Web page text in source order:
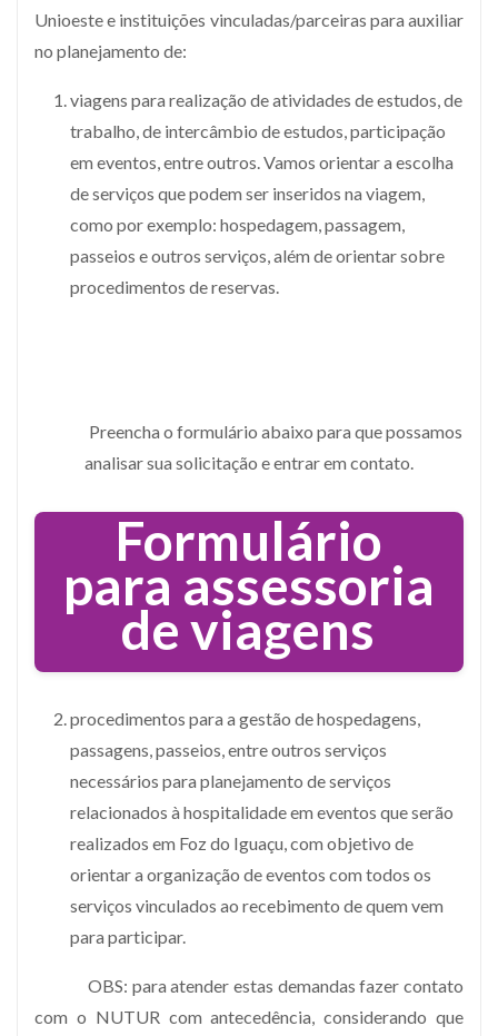
Unioeste e instituições vinculadas/parceiras para auxiliar
no planejamento de:
viagens para realização de atividades de estudos, de
trabalho, de intercâmbio de estudos, participação
em eventos, entre outros. Vamos orientar a escolha
de serviços que podem ser inseridos na viagem,
como por exemplo: hospedagem, passagem,
passeios e outros serviços, além de orientar sobre
procedimentos de reservas.
Preencha o formulário abaixo para que possamos
analisar sua solicitação e entrar em contato.
Formulário
para assessoria
de viagens
procedimentos para a gestão de hospedagens,
passagens, passeios, entre outros serviços
necessários para planejamento de serviços
relacionados à hospitalidade em eventos que serão
realizados em Foz do Iguaçu, com objetivo de
orientar a organização de eventos com todos os
serviços vinculados ao recebimento de quem vem
para participar.
OBS: para atender estas demandas fazer contato
com o NUTUR com antecedência, considerando que